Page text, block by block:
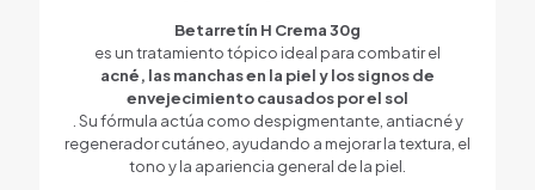
Betarretín H Crema 30g
es un tratamiento tópico ideal para combatir el
acné, las manchas en la piel y los signos de
envejecimiento causados por el sol
. Su fórmula actúa como despigmentante, antiacné y
regenerador cutáneo, ayudando a mejorar la textura, el
tono y la apariencia general de la piel.